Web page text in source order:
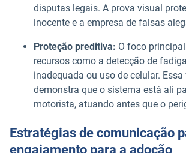
disputas legais. A prova visual
inocente e a empresa de falsas
Proteção preditiva: O foco
recursos como a detecção de
inadequada ou uso de celular.
demonstra que o sistema está ali
motorista, atuando antes que o
Estratégias de comunicação
engajamento para a adoção